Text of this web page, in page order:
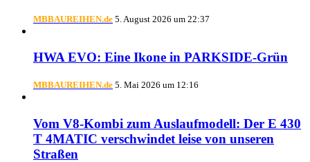
MBBAUREIHEN.de 5. August 2026 um 22:37
HWA EVO: Eine Ikone in PARKSIDE-Grün
MBBAUREIHEN.de 5. Mai 2026 um 12:16
Vom V8-Kombi zum Auslaufmodell: Der E 430
T 4MATIC verschwindet leise von unseren
Straßen